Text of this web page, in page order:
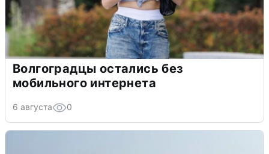
Волгоградцы остались без
мобильного интернета
6 августа 0